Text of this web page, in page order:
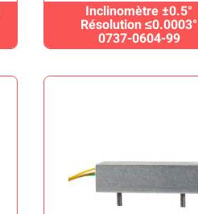
Inclinomètre ±0.5°
Résolution ≤0.0003°
0737-0604-99